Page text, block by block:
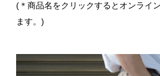
(＊商品名をクリックするとオンライ
ます。)